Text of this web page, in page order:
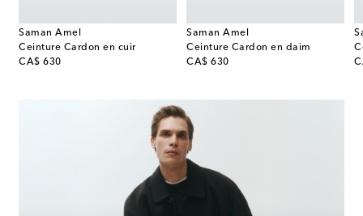
Saman Amel
Ceinture Cardon en cuir
CA$ 630
original price
Saman Amel
Ceinture Cardon en daim
CA$ 630
original price